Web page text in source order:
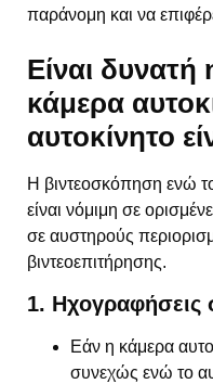
παράνομη και να
Είναι
κάμερα
αυτοκίνητο
Η βιντεοσκόπηση ενώ
είναι νόμιμη σε
σε αυστηρούς
βιντεοεπιτήρησης.
1. Ηχογραφήσεις
Εάν η κάμερα
συνεχώς ενώ το